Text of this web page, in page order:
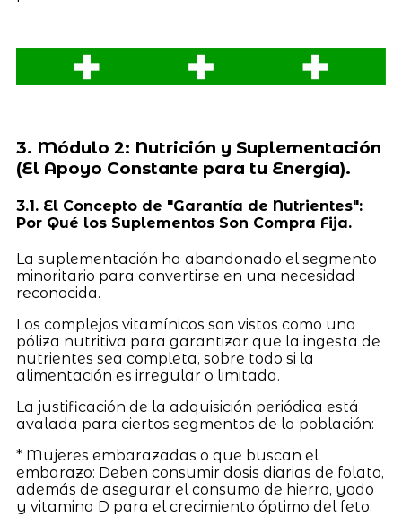
3. Módulo 2: Nutrición y Suplementación
(El Apoyo Constante para tu Energía).
3.1. El Concepto de "Garantía de Nutrientes":
Por Qué los Suplementos Son Compra Fija.
La suplementación ha abandonado el segmento
minoritario para convertirse en una necesidad
reconocida.
Los complejos vitamínicos son vistos como una
póliza nutritiva para garantizar que la ingesta de
nutrientes sea completa, sobre todo si la
alimentación es irregular o limitada.
La justificación de la adquisición periódica está
avalada para ciertos segmentos de la población:
* Mujeres embarazadas o que buscan el
embarazo: Deben consumir dosis diarias de folato,
además de asegurar el consumo de hierro, yodo
y vitamina D para el crecimiento óptimo del feto.